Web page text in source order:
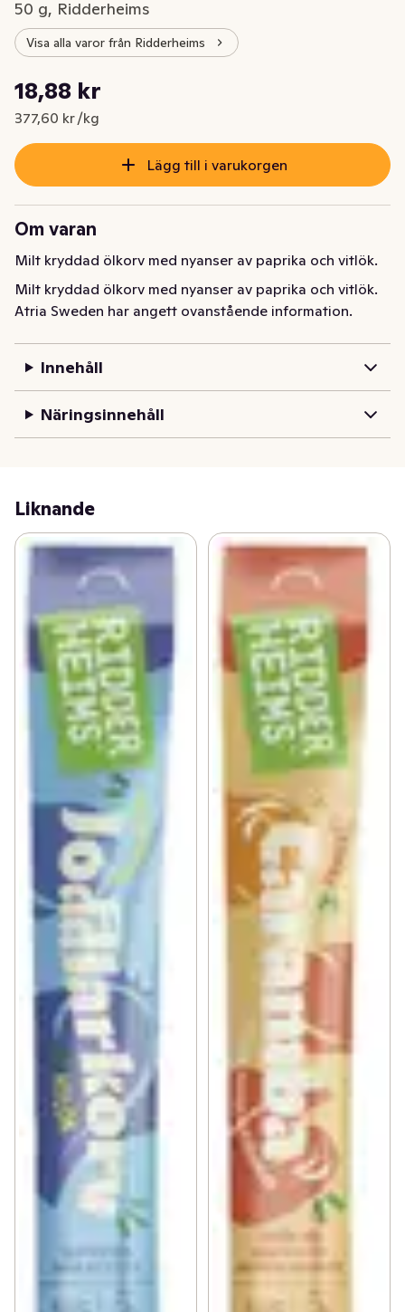
50 g, Ridderheims
Visa alla varor från Ridderheims
Nuvarande pris är: 18,88 kr
18,88 kr
377,60 kr /kg
Styckpris: 377,60 kr /kg
Lägg till i varukorgen
Om varan
Milt kryddad ölkorv med nyanser av paprika och vitlök.
Milt kryddad ölkorv med nyanser av paprika och vitlök.
Atria Sweden har angett ovanstående information.
Innehåll
Näringsinnehåll
Liknande